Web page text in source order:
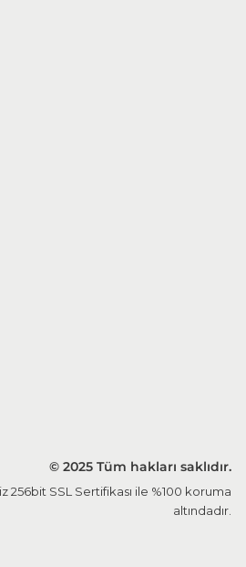
© 2025 Tüm hakları saklıdır.
256bit SSL Sertifikası ile %100 koruma
altındadır.